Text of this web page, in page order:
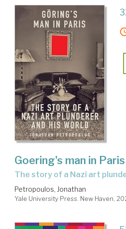
Goering's man in Paris
the story of a Nazi art
Petropoulos, Jonathan
Yale University Press. New Haven,